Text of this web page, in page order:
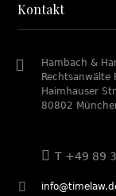
Kontakt
Hambach &
Rechtsanwälte
Haimhauser
80802
T +49 89